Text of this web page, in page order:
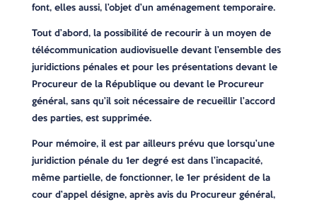
font, elles aussi, l’objet d’un aménagement temporaire.
Tout d’abord, la possibilité de recourir à un moyen de
télécommunication audiovisuelle devant l’ensemble des
juridictions pénales et pour les présentations devant le
Procureur de la République ou devant le Procureur
général, sans qu’il soit nécessaire de recueillir l’accord
des parties, est supprimée.
Pour mémoire, il est par ailleurs prévu que lorsqu’une
juridiction pénale du 1er degré est dans l’incapacité,
même partielle, de fonctionner, le 1er président de la
cour d’appel désigne, après avis du Procureur général,